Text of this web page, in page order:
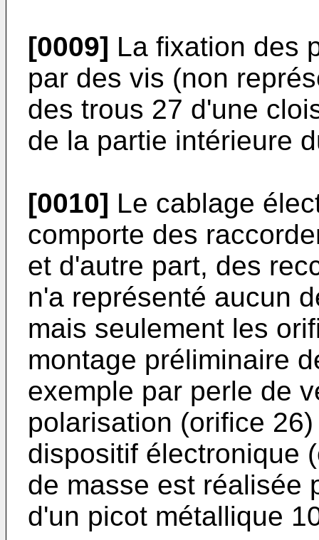
[0009] La fixation des
par des vis (non
des trous 27 d'une
de la partie intérieure
[0010] Le cablage
comporte des
et d'autre part, des
n'a représenté aucun
mais seulement les
montage préliminaire
exemple par perle de
polarisation (orifice
dispositif électronique
de masse est réalisée
d'un picot métallique